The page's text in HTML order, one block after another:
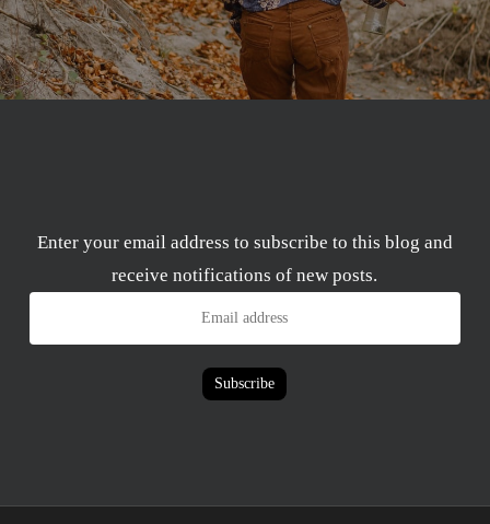
Enter your email address to subscribe to this blog and
receive notifications of new posts.
Email
Subscribe